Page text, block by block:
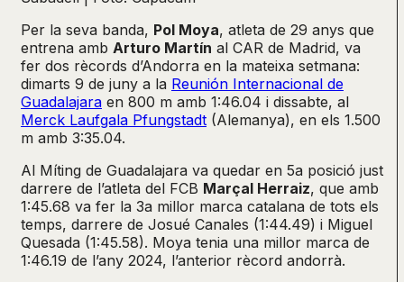
Per la seva banda, Pol Moya, atleta de 29 anys que
entrena amb Arturo Martín al CAR de Madrid, va
fer dos rècords d’Andorra en la mateixa setmana:
dimarts 9 de juny a la Reunión Internacional de
Guadalajara en 800 m amb 1:46.04 i dissabte, al
Merck Laufgala Pfungstadt (Alemanya), en els 1.500
m amb 3:35.04.
Al Míting de Guadalajara va quedar en 5a posició just
darrere de l’atleta del FCB Marçal Herraiz, que amb
1:45.68 va fer la 3a millor marca catalana de tots els
temps, darrere de Josué Canales (1:44.49) i Miguel
Quesada (1:45.58). Moya tenia una millor marca de
1:46.19 de l’any 2024, l’anterior rècord andorrà.